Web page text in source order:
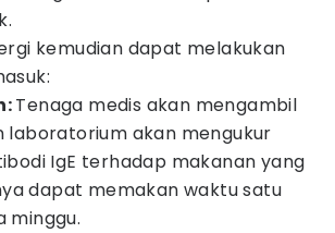
kemudian dapat melakukan
Tenaga medis akan mengambil
laboratorium akan mengukur
IgE terhadap makanan yang
dapat memakan waktu satu
minggu.